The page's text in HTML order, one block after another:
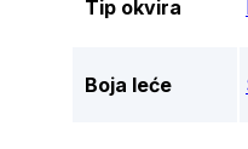
Tip okvira
Boja leće